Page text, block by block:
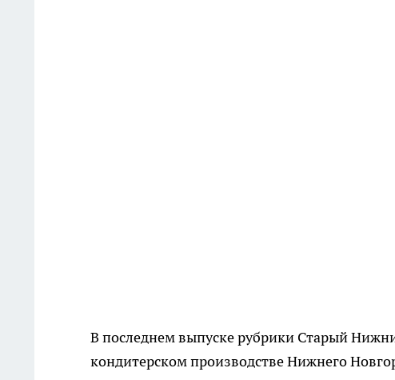
В последнем выпуске рубрики Старый
кондитерском производстве Нижнего